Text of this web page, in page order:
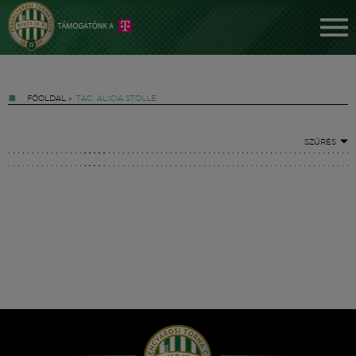
FŐOLDAL » TAG: ALICIA STOLLE
SZŰRÉS
Hírek